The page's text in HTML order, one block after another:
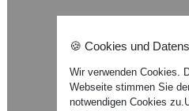
🍪 Cookies und
Wir verwenden Cookies.
Webseite stimmen Sie
notwendigen Cookies zu.